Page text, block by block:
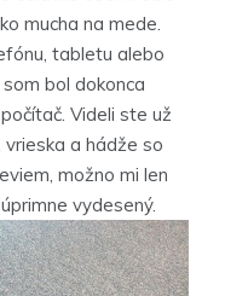
mucha na mede.
tabletu alebo
bol dokonca
Videli ste už
vrieska a hádže so
možno mi len
vydesený.